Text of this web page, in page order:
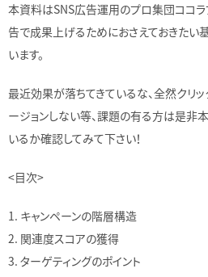
本資料はSNS広告運用のプロ集団ココ
告で成果上げるためにおさえておきた
います。
最近効果が落ちてきているな、全然クリッ
ージョンしない等、課題の有る方は是非
いるか確認してみて下さい！
<目次>
1. キャンペーンの階層構造
2. 関連度スコアの獲得
3. ターゲティングのポイント